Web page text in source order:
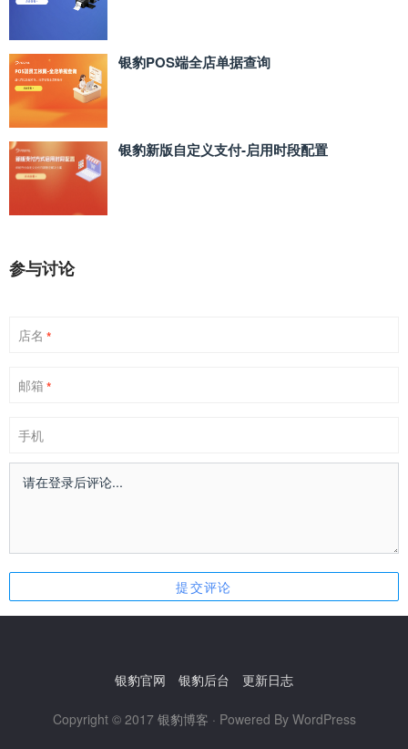
银豹POS端全店单据查询
银豹新版自定义支付‑启用时段配置
参与讨论
店名 *
邮箱 *
手机
银豹官网 银豹后台 更新日志
Copyright © 2017 银豹博客 · Powered By WordPress